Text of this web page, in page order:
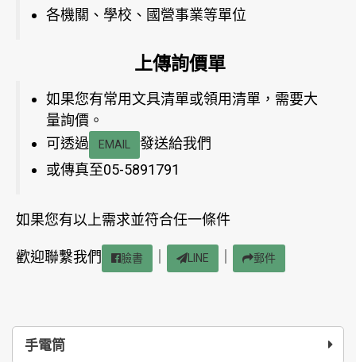
手電筒
各機關、學校、國營事業等單位
上傳詢價單
如果您有常用文具清單或領用清單，需要大
量詢價。
可透過
EMAIL
發送給我們
或傳真至05-5891791
如果您有以上需求並符合任一條件
歡迎聯繫我們 臉書 LINE 郵件